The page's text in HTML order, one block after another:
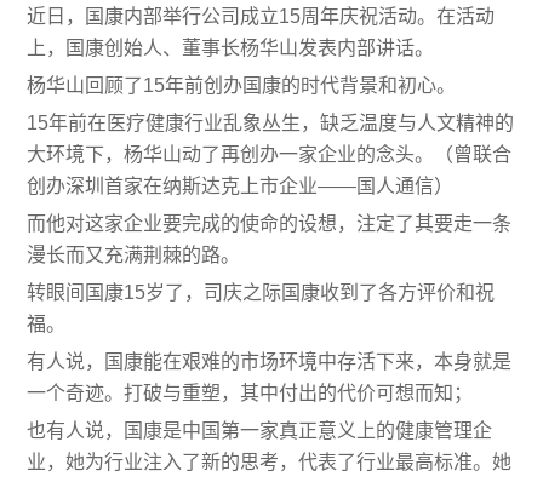
近日，国康内部举行公司成立15周年庆祝活动。在活动
上，国康创始人、董事长杨华山发表内部讲话。
杨华山回顾了15年前创办国康的时代背景和初心。
15年前在医疗健康行业乱象丛生，缺乏温度与人文精神的
大环境下，杨华山动了再创办一家企业的念头。（曾联合
创办深圳首家在纳斯达克上市企业——国人通信）
而他对这家企业要完成的使命的设想，注定了其要走一条
漫长而又充满荆棘的路。
转眼间国康15岁了，司庆之际国康收到了各方评价和祝
福。
有人说，国康能在艰难的市场环境中存活下来，本身就是
一个奇迹。打破与重塑，其中付出的代价可想而知；
也有人说，国康是中国第一家真正意义上的健康管理企
业，她为行业注入了新的思考，代表了行业最高标准。她